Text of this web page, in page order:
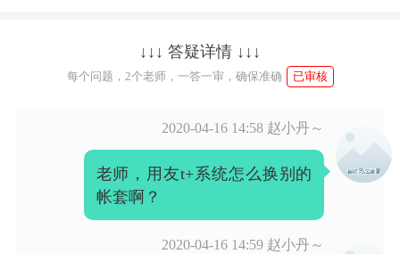
↓↓↓ 答疑详情 ↓↓↓
每个问题，2个老师，一答一审，确保准确 已审核
2020-04-16 14:58 赵小丹～
老师，用友t+系统怎么换别的
帐套啊？
2020-04-16 14:59 赵小丹～